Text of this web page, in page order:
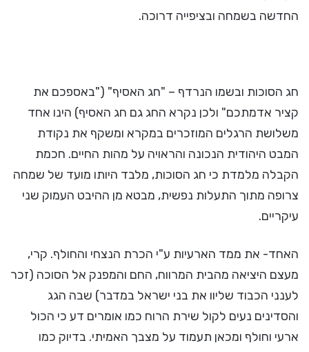
החדשה בשמחה ובציפייה דרוכה.
חג הסוכות ובשמו הנרדף – "חג האסיף" ("באספכם את
קציר אדמתכם" ולכן נקרא החג גם חג האסיף) הינו אחד
משלושת הרגלים המוזכרים במקרא ומשקף את נקודת
המבט היהודית הנכונה והראויה על מהות החיים. חכמת
הקבלה מלמדת כי חג הסוכות, מלבד היותו מועד של שמחה
צרופה מתוך התעלות נפשית, מבטא מן ההיבט העמוק שני
עיקריים.
האחד- את ממד הארעיות ע"י הכרת הנצחי והחולף. קרי,
מעצם היציאה מהבית המרווח, החם והמפנק אל הסוכה (זכר
לענני הכבוד שליוו את בני ישראל במדבר) שבה הגג
והסדינים נעים לקול שירת הרוח כמו אומרים דע כי הכול
ארעי וחולף ומכאן תעמוד על מצבך האמיתי. בדיוק כמו